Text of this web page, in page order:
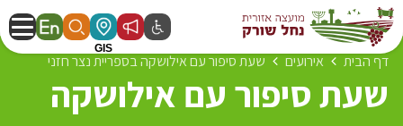
דף הבית אירועים שעת סיפור עם אילושקה בספריית נצר חזני
שעת סיפור עם אילושקה